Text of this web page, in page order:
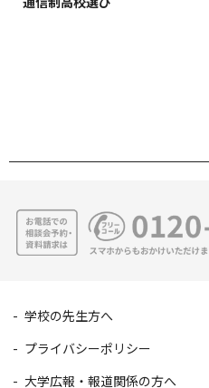
学校の先生方へ
プライバシーポリシー
大学広報・報道関係の方へ